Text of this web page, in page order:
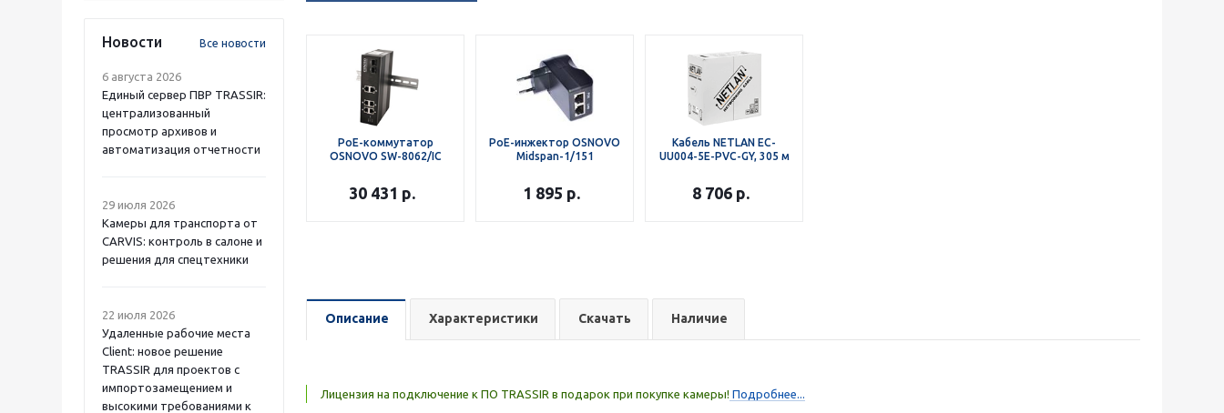
Новости Все новости
6 августа 2026
Единый сервер ПВР TRASSIR:
централизованный
просмотр архивов и
автоматизация отчетности
29 июля 2026
Камеры для транспорта от
CARVIS: контроль в салоне и
решения для спецтехники
22 июля 2026
Удаленные рабочие места
Client: новое решение
TRASSIR для проектов с
импортозамещением и
высокими требованиями к
PoE-коммутатор
OSNOVO SW-8062/IC
30 431 р.
PoE-инжектор OSNOVO
Midspan-1/151
1 895 р.
Кабель NETLAN EC-
UU004-5E-PVC-GY, 305 м
8 706 р.
Описание Характеристики Скачать Наличие
Лицензия на подключение к ПО TRASSIR в подарок при покупке камеры! Подробнее...